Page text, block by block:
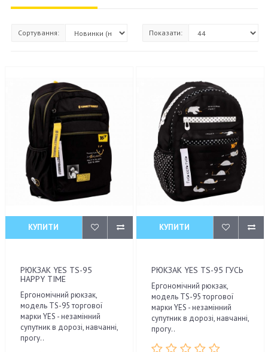
Сортування: Показати:
КУПИТИ
РЮКЗАК YES TS-95
HAPPY TIME
Ергономічний рюкзак,
модель TS-95 торгової
марки YES - незамінний
супутник в дорозі, навчанні,
прогу..
КУПИТИ
РЮКЗАК YES TS-95 ГУСЬ
Ергономічний рюкзак,
модель TS-95 торгової
марки YES - незамінний
супутник в дорозі, навчанні,
прогу..